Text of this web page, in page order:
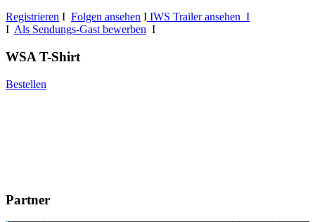
Registrieren I Folgen ansehen I IWS Trailer ansehen I
I Als Sendungs-Gast bewerben I
WSA T-Shirt
Bestellen
Partner